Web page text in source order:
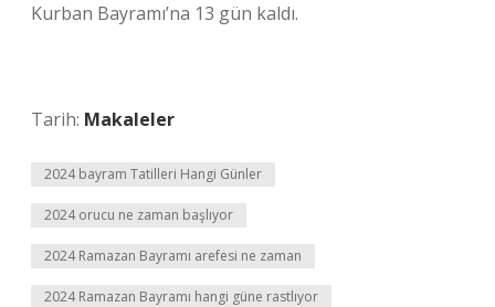
Kurban Bayramı’na 13 gün kaldı.
Tarih: Makaleler
2024 bayram Tatilleri Hangi Günler
2024 orucu ne zaman başlıyor
2024 Ramazan Bayramı arefesi ne zaman
2024 Ramazan Bayramı hangi güne rastlıyor